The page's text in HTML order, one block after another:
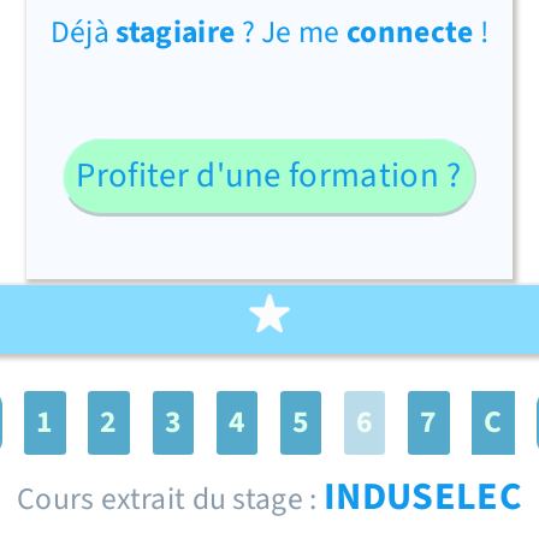
Déjàstagiaire? Je me connecte !
Profiter d'une formation ?
1 2 3 4 5 6 7
C
Cours extrait du stage : INDUSELEC